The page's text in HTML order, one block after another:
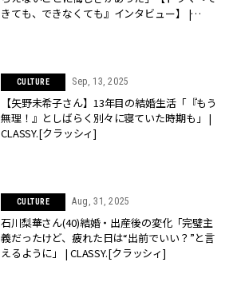
きても、できなくても』インタビュー】 |
CULTURE Sep, 13, 2025
【矢野未希子さん】13年目の結婚生活「『もう
無理！』としばらく別々に寝ていた時期も」 |
CLASSY.[クラッシィ]
CULTURE Aug, 31, 2025
石川梨華さん(40)結婚・出産後の変化「完璧主
義だったけど、疲れた日は“出前でいい？”と言
えるように」 | CLASSY.[クラッシィ]